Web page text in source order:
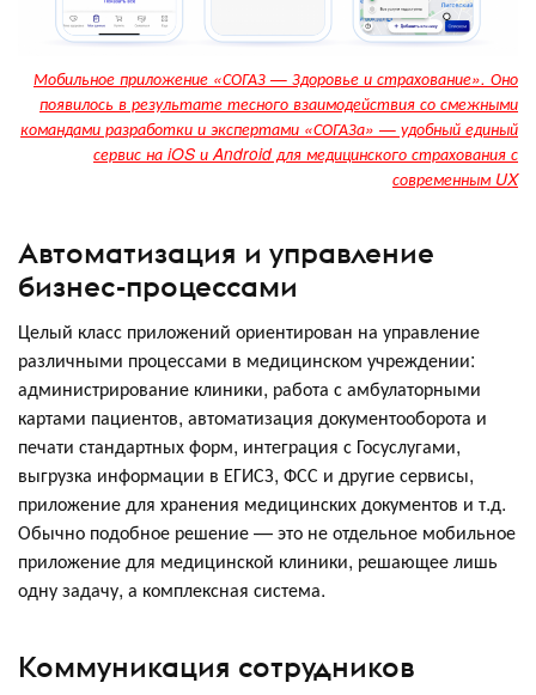
Мобильное приложение «СОГАЗ — Здоровье и страхование». Оно
появилось в результате тесного взаимодействия со смежными
командами разработки и экспертами «СОГАЗа» — удобный единый
сервис на iOS и Android для медицинского страхования с
современным UX
Автоматизация и управление
бизнес-процессами
Целый класс приложений ориентирован на управление
различными процессами в медицинском учреждении:
администрирование клиники, работа с амбулаторными
картами пациентов, автоматизация документооборота и
печати стандартных форм, интеграция с Госуслугами,
выгрузка информации в ЕГИСЗ, ФСС и другие сервисы,
приложение для хранения медицинских документов и т.д.
Обычно подобное решение — это не отдельное мобильное
приложение для медицинской клиники, решающее лишь
одну задачу, а комплексная система.
Коммуникация сотрудников